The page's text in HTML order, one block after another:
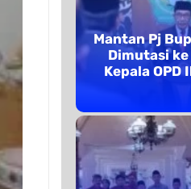
Mantan Pj
Dimutasi
Kepala